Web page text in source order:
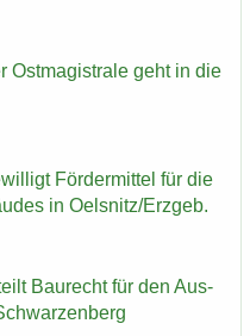
Ost­ma­gis­tra­le geht in die
För­der­mit­tel für die
in Oels­nitz/Erz­geb.
Bau­recht für den Aus­